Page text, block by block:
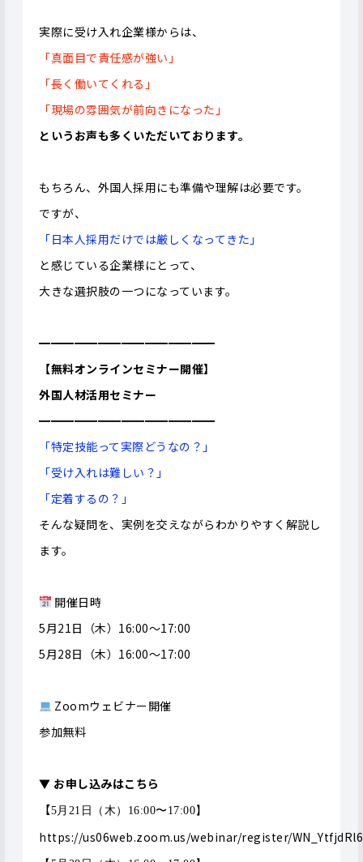
実際に受け入れ企業様からは、
「真面目で責任感が強い」
「長く働いてくれる」
「現場の雰囲気が前向きになった」
というお声も多くいただいております。
もちろん、外国人採用にも準備や理解は必要です。
ですが、
「日本人採用だけでは厳しくなってきた」
と感じている企業様にとって、
大きな選択肢の一つになっています。
━━━━━━━━━━━━━━━
【無料オンラインセミナー開催】
外国人材活用セミナー
━━━━━━━━━━━━━━━
「特定技能って実際どうなの？」
「受け入れは難しい？」
「定着するの？」
そんな疑問を、実例を交えながらわかりやすく解説し
ます。
開催日時
5月21日（木）16:00〜17:00
5月28日（木）16:00〜17:00
Zoomウェビナー開催
参加無料
▼ お申し込みはこちら
【5月21日（木）16:00〜17:00】
https://us06web.zoom.us/webinar/register/